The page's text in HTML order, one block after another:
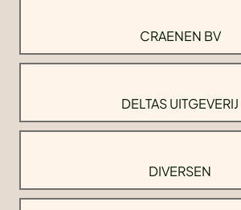
CRAENEN BV
DELTAS UITGEVERIJ
DIVERSEN